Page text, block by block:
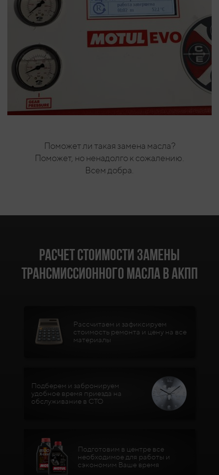
Поможет ли такая замена масла?
Поможет, но ненадолго к сожалению.
Всем добра.
Расчет стоимости замены
трансмиссионного масла в АКПП
Рассчитаем и зафиксируем
стоимость ремонта и цену на все
материалы
Подберем и забронируем
удобное время приезда на
обслуживание в СТО
Подготовим в центре все
необходимое для работы и
сэкономим Ваше время